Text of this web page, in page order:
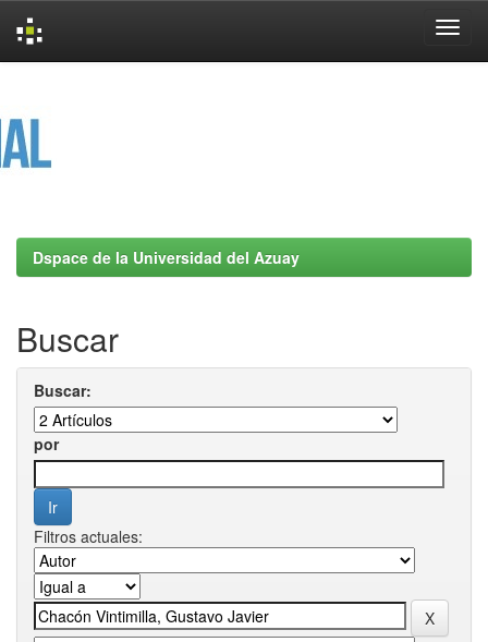
Dspace de la Universidad del Azuay
Buscar
Buscar:
por
Filtros actuales: